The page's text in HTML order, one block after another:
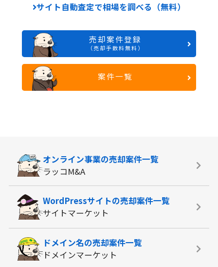
サイト自動査定で相場を調べる（無料）
売却案件登録
（売却手数料無料）
案件一覧
オンライン事業の売却案件一覧
ラッコM&A
WordPressサイトの売却案件一覧
サイトマーケット
ドメイン名の売却案件一覧
ドメインマーケット